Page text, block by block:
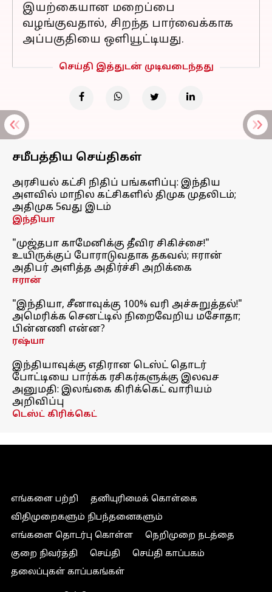
இயற்கையான மறைப்பை
வழங்குவதால், சிறந்த பார்வைக்காக
அப்பகுதியை ஒளியூட்டியது.
செய்தி இத்துடன் முடிவடைந்தது
சமீபத்திய செய்திகள்
அரசியல் கட்சி நிதிப் பங்களிப்பு: இந்திய
அளவில் மாநில கட்சிகளில் திமுக முதலிடம்;
அதிமுக 5வது இடம்
இந்தியா
"முஜ்தபா காமேனிக்கு தீவிர சிகிச்சை!"
உயிருக்குப் போராடுவதாக தகவல்; ஈரான்
அதிபர் அளித்த அதிர்ச்சி அறிக்கை
ஈரான்
"இந்தியா, சீனாவுக்கு 100% வரி அச்சுறுத்தல்!"
அமெரிக்க செனட்டில் நிறைவேறிய மசோதா;
பின்னணி என்ன?
ரஷ்யா
இந்தியாவுக்கு எதிரான டெஸ்ட் தொடர்
போட்டியை பார்க்க ரசிகர்களுக்கு இலவச
அனுமதி: இலங்கை கிரிக்கெட் வாரியம்
அறிவிப்பு
டெஸ்ட் கிரிக்கெட்
எங்களை பற்றி
தனியுரிமைக் கொள்கை
விதிமுறைகளும் நிபந்தனைகளும்
எங்களை தொடர்பு கொள்ள
நெறிமுறை நடத்தை
குறை நிவர்த்தி
செய்தி
செய்தி காப்பகம்
தலைப்புகள் காப்பகங்கள்